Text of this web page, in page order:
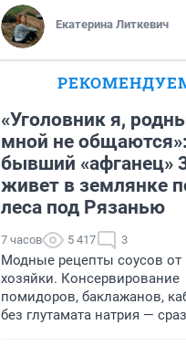
Екатерина Литкевич
«Уголовник я,
мной не
бывший «афганец»
живет в землянке
леса под Рязанью
7 часов 5 417 3
Модные рецепты соусов
хозяйки. Консервирование
помидоров, баклажанов,
без глутамата натрия —